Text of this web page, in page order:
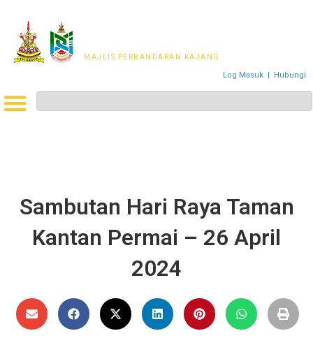
MAJLIS PERBANDARAN KAJANG
Log Masuk | Hubungi
Sambutan Hari Raya Taman
Kantan Permai – 26 April
2024